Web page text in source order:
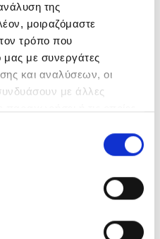
της
μοιραζόμαστε
τρόπο που
μας με συνεργάτες
και αναλύσεων, οι
με άλλες